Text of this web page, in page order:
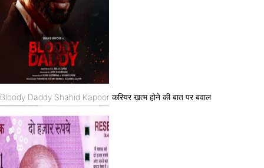
Bloody Daddy Shahid Kapoor करियर ख़त्म होने की बात पर बवाल